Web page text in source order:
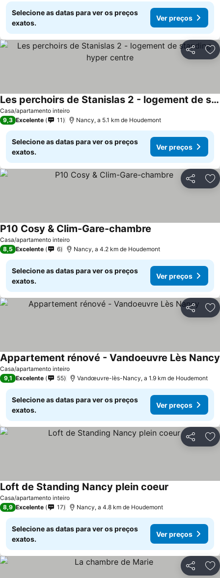
Selecione as datas para ver os preços
exatos.
Ver preços
Partilhar
Casa/apartamento inteiro
Les perchoirs de Stanislas 2 - logement de standing hyper centre
9,3 Excelente 11 Nancy, a 5.1 km de Houdemont
Selecione as datas para ver os preços
exatos.
Ver preços
Partilhar
Casa/apartamento inteiro
P10 Cosy & Clim-Gare-chambre
8,5 Excelente 6 Nancy, a 4.2 km de Houdemont
Selecione as datas para ver os preços
exatos.
Ver preços
Partilhar
Casa/apartamento inteiro
Appartement rénové - Vandoeuvre Lès Nancy
9,1 Excelente 55 Vandœuvre-lès-Nancy, a 1.9 km de Houdemont
Selecione as datas para ver os preços
exatos.
Ver preços
Partilhar
Casa/apartamento inteiro
Loft de Standing Nancy plein coeur
8,9 Excelente 17 Nancy, a 4.8 km de Houdemont
Selecione as datas para ver os preços
exatos.
Ver preços
Partilhar